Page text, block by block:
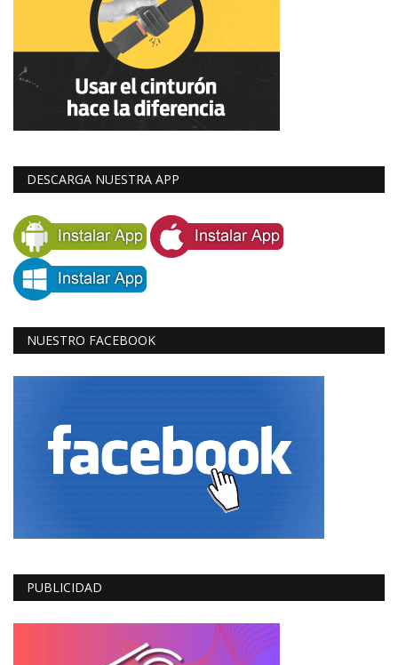
DESCARGA NUESTRA APP
NUESTRO FACEBOOK
PUBLICIDAD